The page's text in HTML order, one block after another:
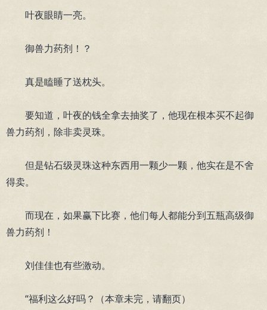
叶夜眼睛一亮。
御兽力药剂！？
真是瞌睡了送枕头。
要知道，叶夜的钱全拿去抽奖了，他现在根本买不起御
兽力药剂，除非卖灵珠。
但是钻石级灵珠这种东西用一颗少一颗，他实在是不舍
得卖。
而现在，如果赢下比赛，他们每人都能分到五瓶高级御
兽力药剂！
刘佳佳也有些激动。
“福利这么好吗？（本章未完，请翻页）